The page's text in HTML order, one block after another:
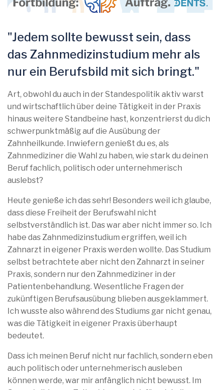
"Jedem sollte bewusst sein, dass
das Zahnmedizinstudium mehr als
nur ein Berufsbild mit sich bringt."
Art, obwohl du auch in der Standespolitik aktiv warst
und wirtschaftlich über deine Tätigkeit in der Praxis
hinaus weitere Standbeine hast, konzentrierst du dich
schwerpunktmäßig auf die Ausübung der
Zahnheilkunde. Inwiefern genießt du es, als
Zahnmediziner die Wahl zu haben, wie stark du deinen
Beruf fachlich, politisch oder unternehmerisch
auslebst?
Heute genieße ich das sehr! Besonders weil ich glaube,
dass diese Freiheit der Berufswahl nicht
selbstverständlich ist. Das war aber nicht immer so. Ich
habe das Zahnmedizinstudium ergriffen, weil ich
Zahnarzt in eigener Praxis werden wollte. Das Studium
selbst betrachtete aber nicht den Zahnarzt in seiner
Praxis, sondern nur den Zahnmediziner in der
Patientenbehandlung. Wesentliche Fragen der
zukünftigen Berufsausübung blieben ausgeklammert.
Ich wusste also während des Studiums gar nicht genau,
was die Tätigkeit in eigener Praxis überhaupt
bedeutet.
Dass ich meinen Beruf nicht nur fachlich, sondern eben
auch politisch oder unternehmerisch ausleben
können werde, war mir anfänglich nicht bewusst. Im